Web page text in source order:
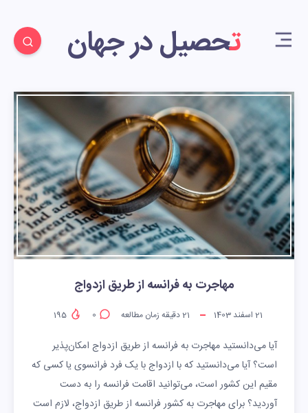
تحصیل در جهان
مهاجرت به فرانسه از طریق ازدواج
21 اسفند 1403 21دقیقه زمان مطالعه 0
آیا می‌دانستید مهاجرت به فرانسه از طریق ازدواج امکان‌پذیر
است؟ آیا می‌دانستید که با ازدواج با یک فرد فرانسوی یا کسی که
مقیم این کشور است، می‌توانید اقامت فرانسه را به دست
آوردید؟ برای مهاجرت به کشور فرانسه از طریق ازدواج، لازم است